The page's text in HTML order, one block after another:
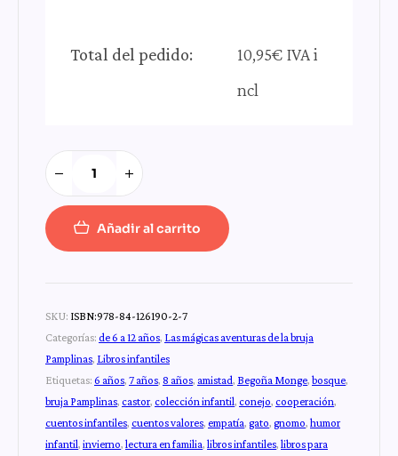
Total del pedido:
10,95€ IVA i
ncl
Añadir al carrito
SKU: ISBN:978-84-126190-2-7
Categorías: de 6 a 12 años, Las mágicas aventuras de la bruja
Pamplinas, Libros infantiles
Etiquetas: 6 años, 7 años, 8 años, amistad, Begoña Monge, bosque,
bruja Pamplinas, castor, colección infantil, conejo, cooperación,
cuentos infantiles, cuentos valores, empatía, gato, gnomo, humor
infantil, invierno, lectura en familia, libros infantiles, libros para